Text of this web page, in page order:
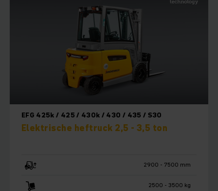
EFG 425k / 425 / 430k / 430 / 435 / S30
Elektrische heftruck 2,5 - 3,5 ton
2900 - 7500 mm
2500 - 3500 kg